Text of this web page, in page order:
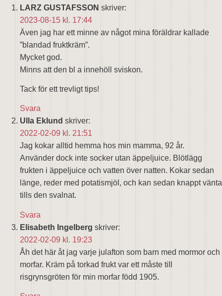
LARZ GUSTAFSSON skriver:
2023-08-15 kl. 17:44
Även jag har ett minne av något mina föräldrar kallade
”blandad fruktkräm”.
Mycket god.
Minns att den bl a innehöll sviskon.
Tack för ett trevligt tips!
Svara
Ulla Eklund skriver:
2022-02-09 kl. 21:51
Jag kokar alltid hemma hos min mamma, 92 år.
Använder dock inte socker utan äppeljuice. Blötlägg
frukten i äppeljuice och vatten över natten. Kokar sedan
länge, reder med potatismjöl, och kan sedan knappt vänta
tills den svalnat.
Svara
Elisabeth Ingelberg skriver:
2022-02-09 kl. 19:23
Åh det här åt jag varje julafton som barn med mormor och
morfar. Kräm på torkad frukt var ett måste till
risgrynsgröten för min morfar född 1905.